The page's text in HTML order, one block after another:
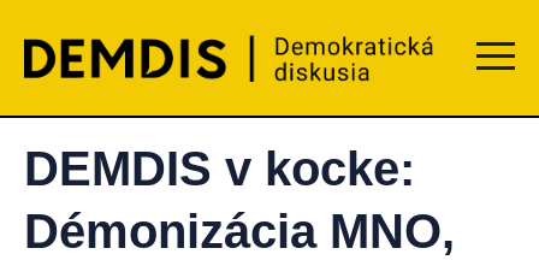
Menu
DEMDIS v kocke:
Démonizácia MNO,